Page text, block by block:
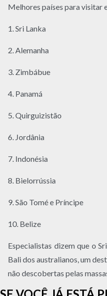
Melhores países para visitar
1. Sri Lanka
2. Alemanha
3. Zimbábue
4. Panamá
5. Quirguizistão
6. Jordânia
7. Indonésia
8. Bielorrússia
9. São Tomé e Príncipe
10. Belize
Especialistas dizem que o
Bali dos australianos, um
não descobertas pelas